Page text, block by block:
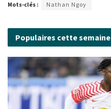
Mots-clés : Nathan Ngoy
Populaires cette semaine